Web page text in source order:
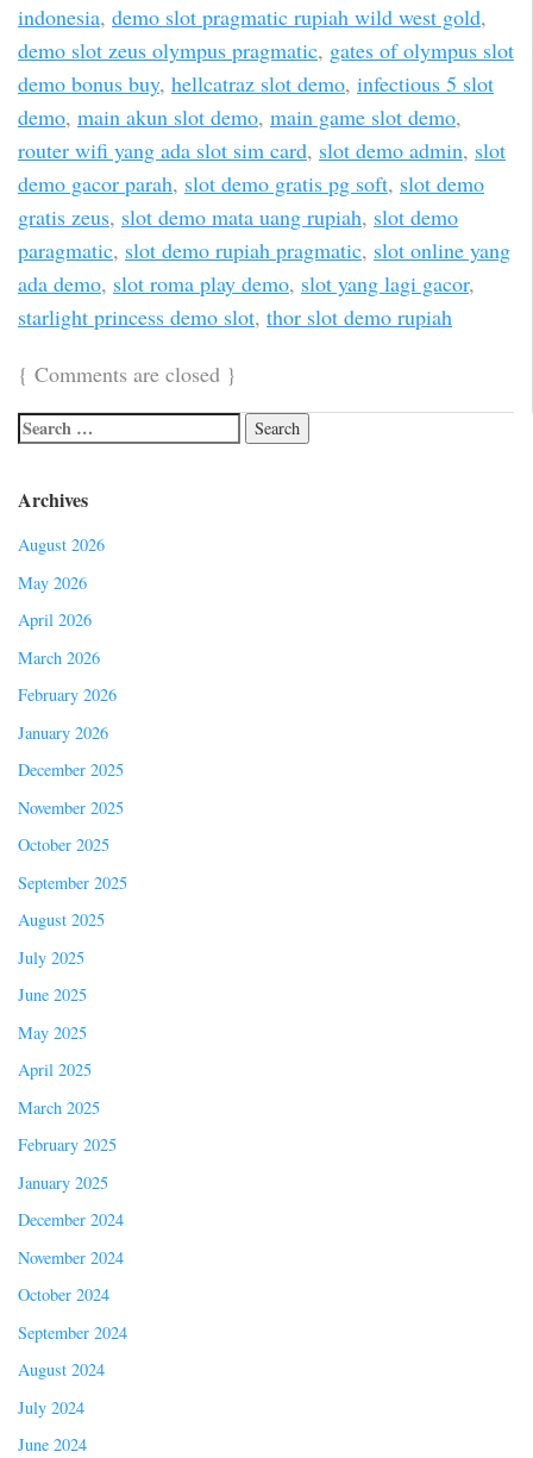
indonesia, demo slot pragmatic rupiah wild west gold,
demo slot zeus olympus pragmatic, gates of olympus slot
demo bonus buy, hellcatraz slot demo, infectious 5 slot
demo, main akun slot demo, main game slot demo,
router wifi yang ada slot sim card, slot demo admin, slot
demo gacor parah, slot demo gratis pg soft, slot demo
gratis zeus, slot demo mata uang rupiah, slot demo
paragmatic, slot demo rupiah pragmatic, slot online yang
ada demo, slot roma play demo, slot yang lagi gacor,
starlight princess demo slot, thor slot demo rupiah
{ Comments are closed }
Archives
August 2026
May 2026
April 2026
March 2026
February 2026
January 2026
December 2025
November 2025
October 2025
September 2025
August 2025
July 2025
June 2025
May 2025
April 2025
March 2025
February 2025
January 2025
December 2024
November 2024
October 2024
September 2024
August 2024
July 2024
June 2024